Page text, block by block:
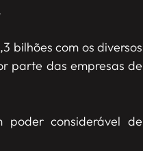
bilhões com os diversos
parte das empresas de
poder considerável de